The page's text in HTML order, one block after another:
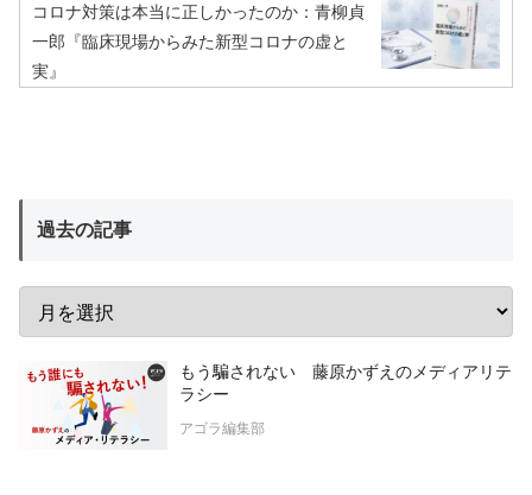
コロナ対策は本当に正しかったのか：青柳貞
一郎『臨床現場からみた新型コロナの虚と
実』
過去の記事
もう騙されない 藤原かずえのメディアリテ
ラシー
アゴラ編集部